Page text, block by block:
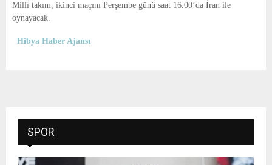
U
Millî takım, ikinci maçını Perşembe günü saat 16.00’da İran ile
oynayacak.
Hibya Haber Ajansı
SPOR